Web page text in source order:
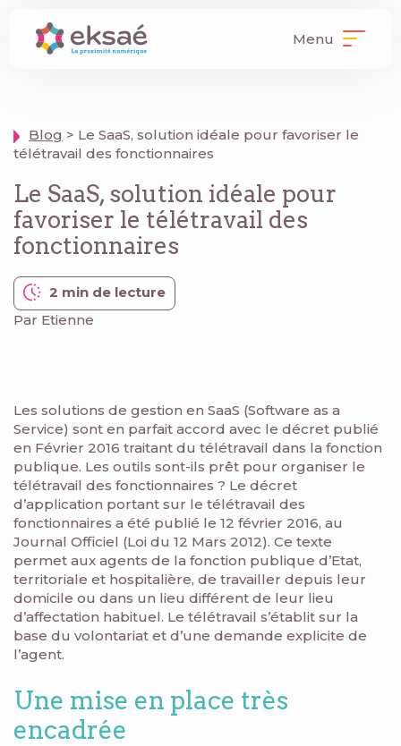
Menu
Blog > Le SaaS, solution idéale pour favoriser le
télétravail des fonctionnaires
Le SaaS, solution idéale pour
favoriser le télétravail des
fonctionnaires
2 min de lecture
Par Etienne
Les solutions de gestion en SaaS (Software as a
Service) sont en parfait accord avec le décret publié
en Février 2016 traitant du télétravail dans la fonction
publique. Les outils sont-ils prêt pour organiser le
télétravail des fonctionnaires ? Le décret
d’application portant sur le télétravail des
fonctionnaires a été publié le 12 février 2016, au
Journal Officiel (Loi du 12 Mars 2012). Ce texte
permet aux agents de la fonction publique d’Etat,
territoriale et hospitalière, de travailler depuis leur
domicile ou dans un lieu différent de leur lieu
d’affectation habituel. Le télétravail s’établit sur la
base du volontariat et d’une demande explicite de
l’agent.
Une mise en place très
encadrée